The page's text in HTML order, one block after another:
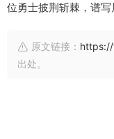
位勇士披荆斩棘，谱写
原文链接：
出处。